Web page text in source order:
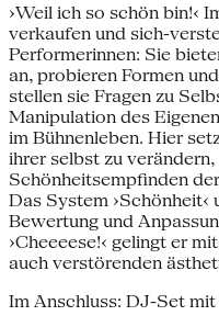
›Weil ich so schön bin!‹
verkaufen und sich-
Performerinnen: Sie
an, probieren Formen
stellen sie Fragen zu
Manipulation des
im Bühnenleben. Hier
ihrer selbst zu
Schönheitsempfinden
Das System
Bewertung und
›Cheeeese!‹ gelingt er
auch verstörenden
Im Anschluss: DJ-Set